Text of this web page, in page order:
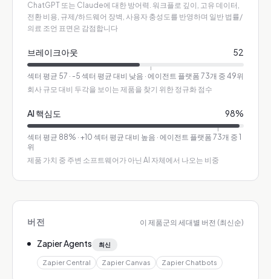
ChatGPT 또는 Claude에 대한 방어력. 워크플로 깊이, 고유 데이터,
전환 비용, 규제/하드웨어 장벽, 사용자 충성도를 반영하며 일반 법률/
의료 조언 표면은 감점합니다
브레이크아웃 52
섹터 평균 57 · -5 섹터 평균 대비 낮음 · 에이전트 플랫폼 73개 중 49위
회사 규모 대비 두각을 보이는 제품을 찾기 위한 정규화 점수
AI 핵심도 98%
섹터 평균 88% · +10 섹터 평균 대비 높음 · 에이전트 플랫폼 73개 중 1
위
제품 가치 중 주변 소프트웨어가 아닌 AI 자체에서 나오는 비중
버전 이 제품군의 세대별 버전 (최신순)
Zapier Agents 최신
Zapier Central Zapier Canvas Zapier Chatbots